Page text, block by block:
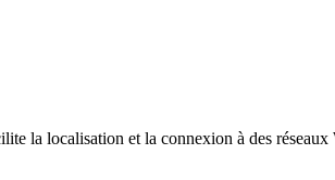
la localisation et la connexion à des